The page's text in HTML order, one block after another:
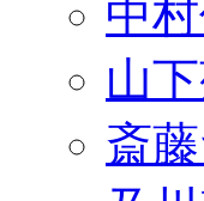
中
山
斎